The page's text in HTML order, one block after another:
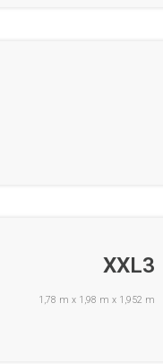
XXL3
1,78 m x 1,98 m x 1,952 m